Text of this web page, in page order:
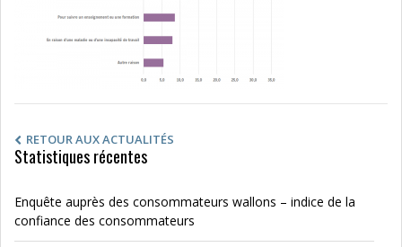
RETOUR AUX ACTUALITÉS
Statistiques récentes
Enquête auprès des consommateurs wallons – indice de la
confiance des consommateurs